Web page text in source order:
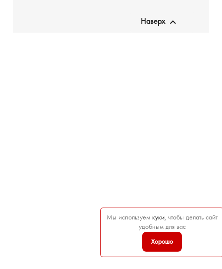
Мы используем куки , чтобы делать сайт
удобным для вас
Хорошо
Наверх 